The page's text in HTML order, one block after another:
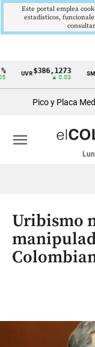
Cintillo
económicos
Colombia
UVR$386,1273
▲ 0.03
Pico y Placa
menu
Uribismo
Este portal emplea
estadísticos,